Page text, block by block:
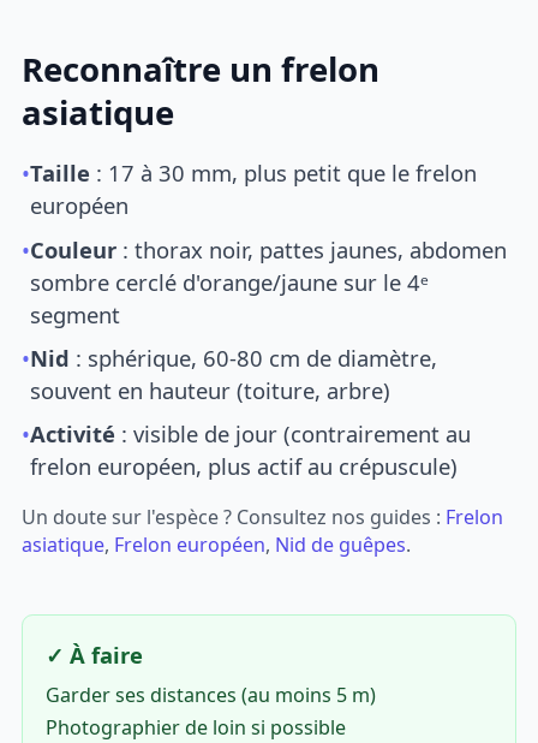
Reconnaître un frelon
asiatique
•Taille : 17 à 30 mm, plus petit que le frelon
européen
•Couleur : thorax noir, pattes jaunes, abdomen
sombre cerclé d'orange/jaune sur le 4ᵉ
segment
•Nid : sphérique, 60-80 cm de diamètre,
souvent en hauteur (toiture, arbre)
•Activité : visible de jour (contrairement au
frelon européen, plus actif au crépuscule)
Un doute sur l'espèce ? Consultez nos guides : Frelon
asiatique, Frelon européen, Nid de guêpes.
✓ À faire
Garder ses distances (au moins 5 m)
Photographier de loin si possible